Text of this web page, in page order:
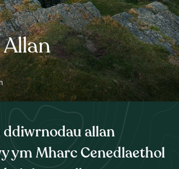
allan
ym Mharc Cenedlaethol